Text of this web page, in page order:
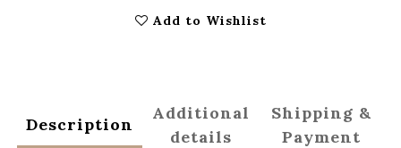
Add to Wishlist
Description
Additional
details
Shipping &
Payment